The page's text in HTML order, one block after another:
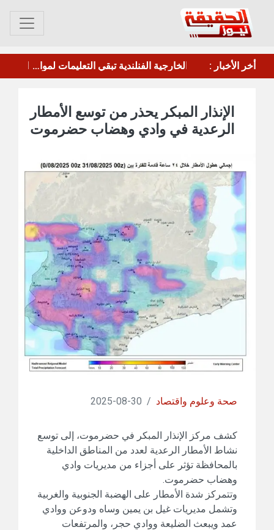
أخر الأخبار : مجلس الدفاع الوطني يقر الرد الحازم على هجمات الحوثيين ويرفع الجاهزية القصوى
الإنذار المبكر يحذر من توسع الأمطار
الرعدية في وادي وهضاب حضرموت
صحة وعلوم واقتصاد /
30-08-2025
كشف مركز الإنذار المبكر في حضرموت، إلى توسع
نشاط الأمطار الرعدية لعدد من المناطق الداخلية
بالمحافظة تؤثر على أجزاء من مديريات وادي
وهضاب حضرموت.
وتتمركز شدة الأمطار على الهضبة الجنوبية والغربية
وتشمل مديريات غيل بن يمين وساه ودوعن ووادي
عمد ويبعث الضليعة ووادي حجر، والمرتفعات